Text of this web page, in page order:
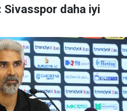
Sivasspor daha iyi